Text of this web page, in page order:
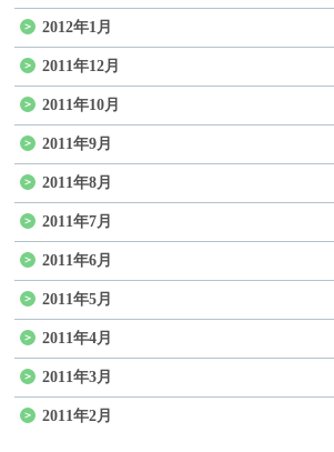
2012年1月
2011年12月
2011年10月
2011年9月
2011年8月
2011年7月
2011年6月
2011年5月
2011年4月
2011年3月
2011年2月